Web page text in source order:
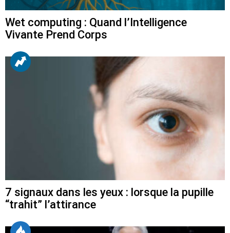
Wet computing : Quand l’Intelligence
Vivante Prend Corps
7 signaux dans les yeux : lorsque la pupille
“trahit” l’attirance